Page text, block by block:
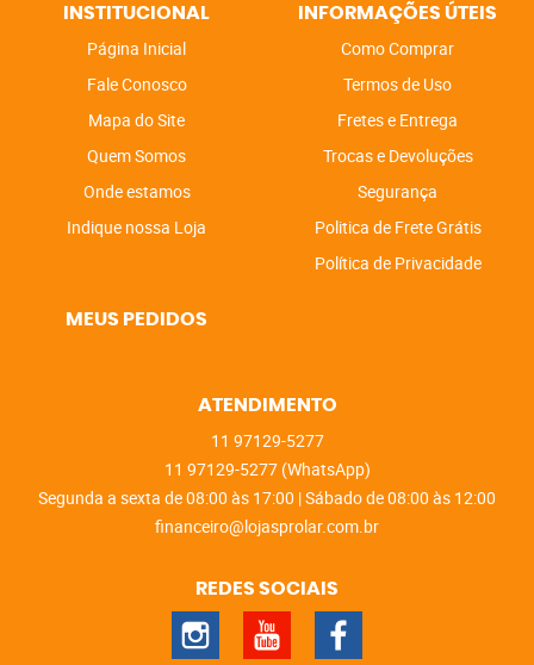
INSTITUCIONAL
Página Inicial
Fale Conosco
Mapa do Site
Quem Somos
Onde estamos
Indique nossa Loja
INFORMAÇÕES ÚTEIS
Como Comprar
Termos de Uso
Fretes e Entrega
Trocas e Devoluções
Segurança
Politica de Frete Grátis
Política de Privacidade
MEUS PEDIDOS
ATENDIMENTO
11 97129-5277
11 97129-5277 (WhatsApp)
Segunda a sexta de 08:00 às 17:00 | Sábado de 08:00 às 12:00
financeiro@lojasprolar.com.br
REDES SOCIAIS